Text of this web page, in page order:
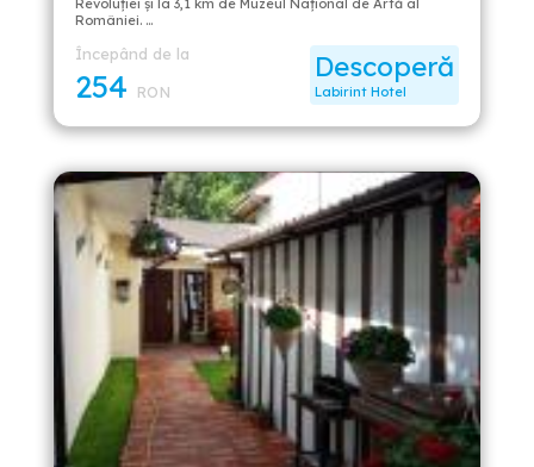
Revoluției și la 3,1 km de Muzeul Național de Artă al
României. …
Descoperă
Labirint Hotel
Începând de la
254 RON